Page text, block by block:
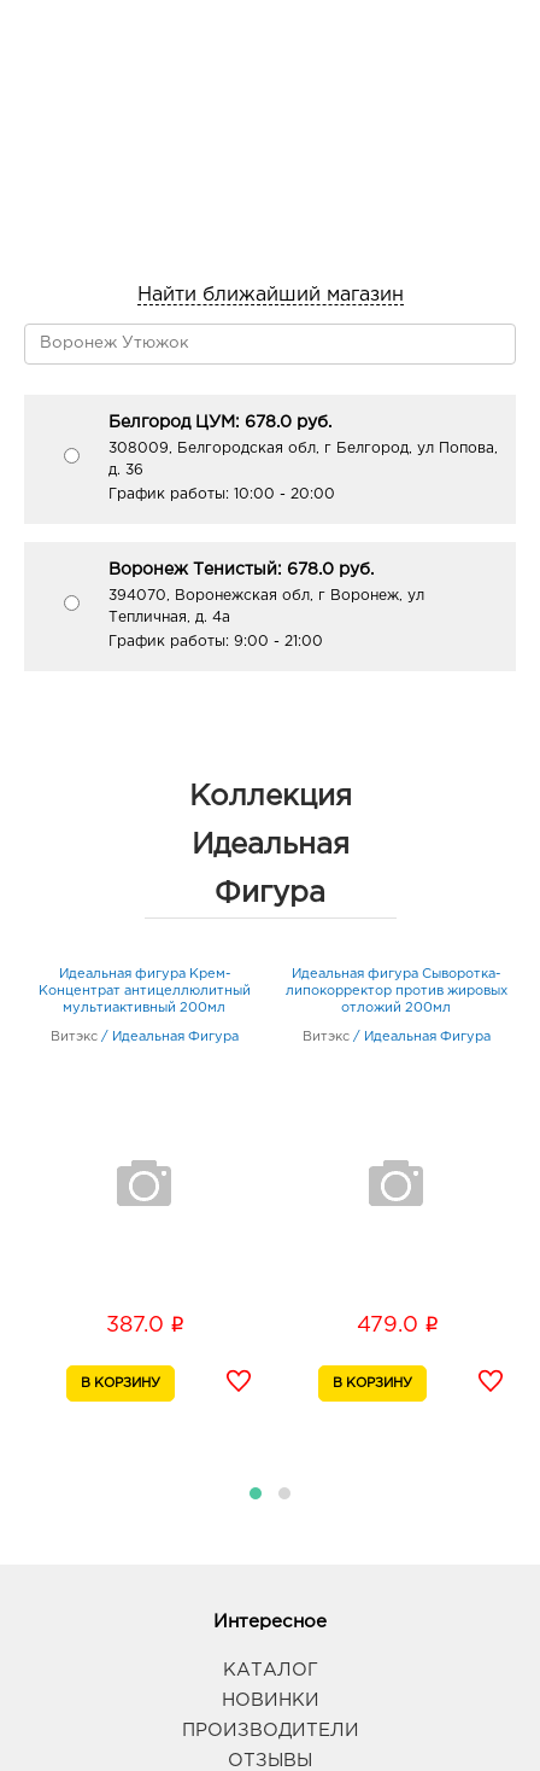
Найти ближайший магазин
Белгород ЦУМ: 678.0 руб.
308009, Белгородская обл, г Белгород, ул Попова,
д. 36
График работы: 10:00 - 20:00
Воронеж Тенистый: 678.0 руб.
394070, Воронежская обл, г Воронеж, ул
Тепличная, д. 4а
График работы: 9:00 - 21:00
Коллекция
Идеальная
Фигура
Идеальная фигура Крем-
Концентрат антицеллюлитный
мультиактивный 200мл
Витэкс / Идеальная Фигура
387.0 i
Идеальная фигура Сыворотка-
липокорректор против жировых
отложий 200мл
Витэкс / Идеальная Фигура
479.0 i
Интересное
КАТАЛОГ
НОВИНКИ
ПРОИЗВОДИТЕЛИ
ОТЗЫВЫ